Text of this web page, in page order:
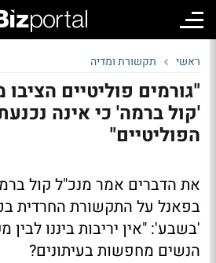
ראשי תקשורת ומדיה
"גורמים פוליטיים
'קול ברמה' כי אינה
הפוליטיים"
את הדברים אמר מנכ"ל קול
בפאנל על התקשורת החרדית
'בשבע': "אין יריבות ביננו לבין
הנשים מחפשות בעיתונים?